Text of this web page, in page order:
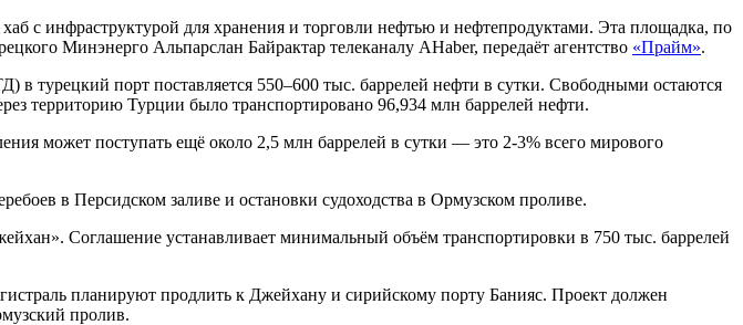
с инфраструктурой для хранения и торговли нефтью и нефтепродуктами. Эта площадка, по
Минэнерго Альпарслан Байрактар телеканалу AHaber, передаёт агентство «Прайм».
порт поставляется 550–600 тыс. баррелей нефти в сутки. Свободными остаются
территорию Турции было транспортировано 96,934 млн баррелей нефти.
может поступать ещё около 2,5 млн баррелей в сутки — это 2-3% всего мирового
в Персидском заливе и остановки судоходства в Ормузском проливе.
Соглашение устанавливает минимальный объём транспортировки в 750 тыс. баррелей
планируют продлить к Джейхану и сирийскому порту Банияс. Проект должен
пролив.